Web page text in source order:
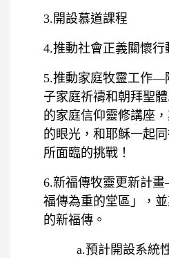
3.開設慕道課程
4.推動社會正義關懷行
5.推動家庭牧靈工作—
子家庭祈禱和朝拜聖
的家庭信仰靈修講座
的眼光，和耶穌一起
所面臨的挑戰！
6.新福傳牧靈更新計
福傳為重的堂區」，
的新福傳。
a.預計開設系統